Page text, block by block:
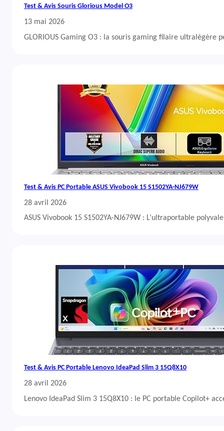
Test & Avis Souris Glorious Model O3
13 mai 2026
GLORIOUS Gaming O3 : la souris gaming filaire ultralégère
Test & Avis PC Portable ASUS Vivobook 15 S1502YA-NJ679W
28 avril 2026
ASUS Vivobook 15 S1502YA-NJ679W : L’ultraportable
Test & Avis PC Portable Lenovo IdeaPad Slim 3 15Q8X10
28 avril 2026
Lenovo IdeaPad Slim 3 15Q8X10 : le PC portable Copilot+